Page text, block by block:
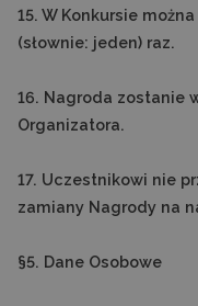
15. W Konkursie
(słownie: jeden) raz.
16. Nagroda zostanie
Organizatora.
17. Uczestnikowi nie
zamiany Nagrody na
§5. Dane Osobowe